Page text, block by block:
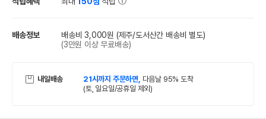
배송정보 배송비 3,000원 (제주/도서산간 배송비 별도)
(3만원 이상 무료배송)
내일배송 21시까지 주문하면, 다음날 95% 도착
(토, 일요일/공휴일 제외)